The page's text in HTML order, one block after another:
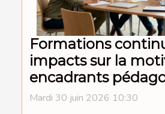
Formations
impacts sur la
encadrants
Mardi 30 juin 2026 10:30